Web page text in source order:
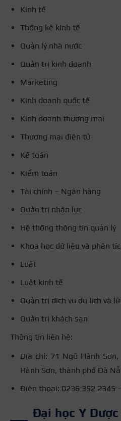
Kinh tế
Thống kê kinh tế
Quản lý nhà nước
Quản trị kinh doanh
Marketing
Kinh doanh quốc tế
Kinh doanh thương mại
Thương mại điện tử
Kế toán
Kiểm toán
Tài chính – Ngân hàng
Quản trị nhân lực
Hệ thống thông tin quản lý
Khoa học dữ liệu và phân
Luật
Luật kinh tế
Quản trị dịch vụ du lịch và
Quản trị khách sạn
Thông tin liên hệ:
Địa chỉ: 71 Ngũ Hành
Hành Sơn, thành phố Đà
Điện thoại: 0236 352 2345
Đại học Y